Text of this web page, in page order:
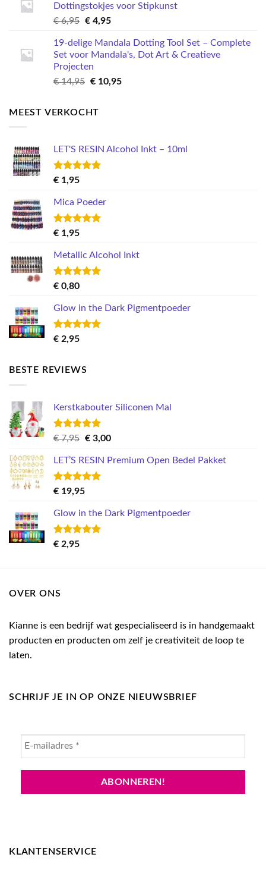
€ 4,95.€ 2,95.
Dottingstokjes voor Stipkunst
€6,95 Oorspronkelijke
was:
€ 6,95.
€4,95Huidige
is:
€ 4,95.
19-delige Mandala Dotting Tool Set – Complete
Set voor Mandala's, Dot Art & Creatieve
Projecten
€14,95 Oorspronkelijke
€ 14,95.
€10,95Huidige
MEEST VERKOCHT
LET'S RESIN Alcohol Inkt – 10ml
Gewaardeerd
€ 1,95
Mica Poeder
Gewaardeerd
€ 1,95
Metallic Alcohol Inkt
Gewaardeerd
€ 0,80
Glow in the Dark Pigmentpoeder
Gewaardeerd
€ 2,95
BESTE REVIEWS
Kerstkabouter Siliconen Mal
Gewaardeerd
€7,95 Oorspronkelijke
was:
€ 7,95.
€3,00Huidige
is:
LET’S RESIN Premium Open Bedel Pakket
Gewaardeerd
€ 19,95
Glow in the Dark Pigmentpoeder
Gewaardeerd
€ 2,95
OVER ONS
Kianne is een bedrijf wat gespecialiseerd is in handgemaakt
producten en producten om zelf je creativiteit de loop te
laten.
SCHRIJF JE IN OP ONZE NIEUWSBRIEF
KLANTENSERVICE